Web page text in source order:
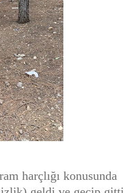
harçlığı konusunda